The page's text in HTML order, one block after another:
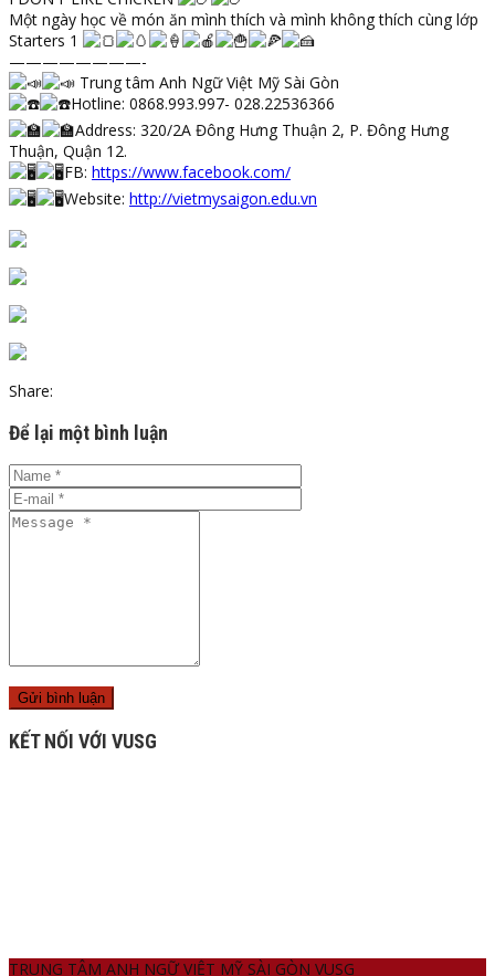
Một ngày học về món ăn mình thích và mình không thích cùng lớp
Starters 1
————————-
Trung tâm Anh Ngữ Việt Mỹ Sài Gòn
Hotline: 0868.993.997- 028.22536366
Address: 320/2A Đông Hưng Thuận 2, P. Đông Hưng
Thuận, Quận 12.
FB: https://www.facebook.com/
Website: http://vietmysaigon.edu.vn
Share:
Để lại một bình luận
KẾT NỐI VỚI VUSG
TRUNG TÂM ANH NGỮ VIỆT MỸ SÀI GÒN VUSG